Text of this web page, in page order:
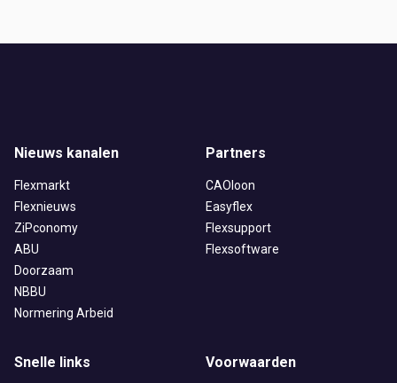
je mailbox
Alerts ontvangen
Nieuws kanalen
Flexmarkt
Flexnieuws
ZiPconomy
ABU
Doorzaam
NBBU
Normering Arbeid
Partners
CAOloon
Easyflex
Flexsupport
Flexsoftware
Snelle links Voorwaarden
Artikelen zoeken
Doorzaam
Flexnieuws
NBBU